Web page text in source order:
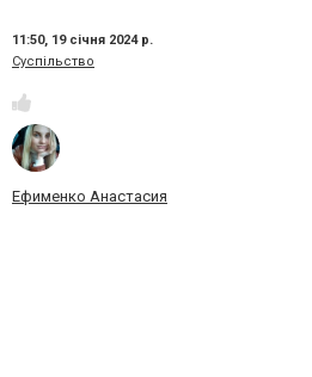
11:50, 19 січня 2024 р.
Суспільство
Ефименко Анастасия